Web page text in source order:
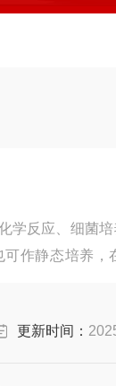
学反应、细菌
作静态培养
更新时间：